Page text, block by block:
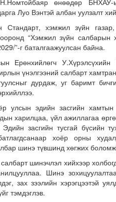
эхэлнэ
өнөөдөр БНХАУ-
Луо Вэнтэй албан уулзалт
Стандарт, хэмжил зүйн
“Хэмжил зүйн
”-г баталгаажуулсан байна.
Ерөнхийлөгч
үнэлгээний салбарт
дурдаж, уг баримт
улсын эдийн засгийн хамтын
харилцаа, үйл ажиллагаа
засгийн тусгай бүсийн
хоёр орны
шинэ түвшинд хөгжих боломж
шинэчлэл хийхээр
Шинэ
зах зээлийн хэрэгцээтэй
тэмдэглэв.